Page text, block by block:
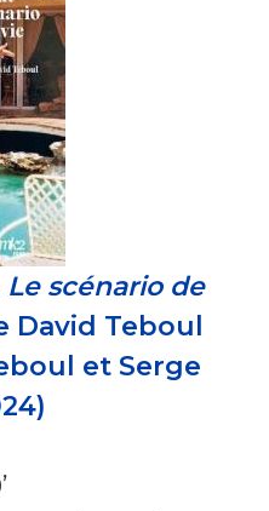
Le scénario de
David Teboul
et Serge